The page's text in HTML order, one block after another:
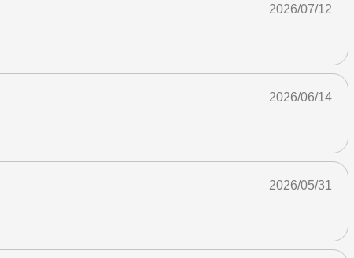
2026/07/12
2026/06/14
2026/05/31